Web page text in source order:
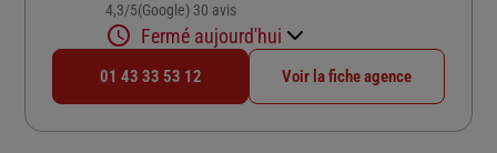
4,3/5Note de 4.3 sur 5
(Google) 30 avis
Fermé aujourd'hui
01 43 33 53 12 Voir la fiche agence